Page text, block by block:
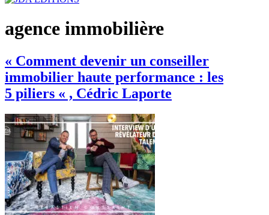
agence immobilière
« Comment devenir un conseiller
immobilier haute performance : les
5 piliers « , Cédric Laporte